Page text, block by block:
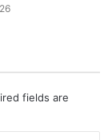
fields are